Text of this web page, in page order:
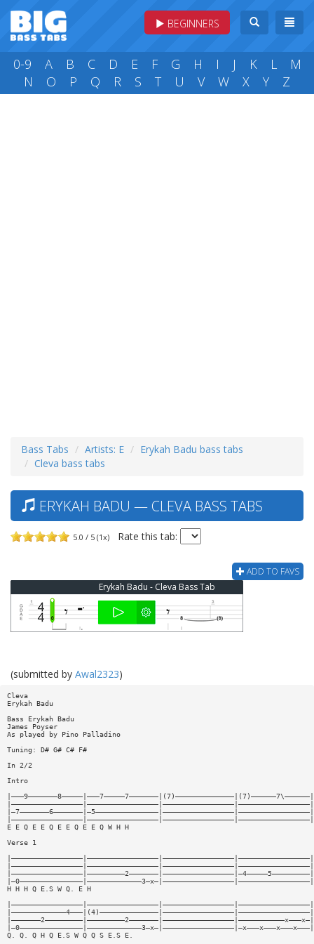
BEGINNERS
0-9 A B C D E F G H I J K L
M
N
O P Q R S T U V W X Y Z
Bass Tabs Artists: E
Erykah Badu bass tabs
Cleva bass tabs
ERYKAH BADU — CLEVA BASS TABS
5.0 / 5 (1x) Rate this tab:
ADD TO FAVS
Erykah Badu - Cleva Bass Tab
(submitted by Awal2323)
Cleva
Erykah Badu
Bass Erykah Badu
James Poyser
As played by Pino Palladino
Tuning: D# G# C# F#
In 2/2
Intro
|———9———————8—————|———7—————7———————|(7)——————————————|(7)——————7\——————|
|—————————————————|—————————————————|—————————————————|—————————————————|
|—7———————6———————|—5———————————————|—————————————————|—————————————————|
|—————————————————|—————————————————|—————————————————|—————————————————|
E E Q E E Q E E Q E E Q W H H
Verse 1
|—————————————————|—————————————————|—————————————————|—————————————————|
|—————————————————|—————————————————|—————————————————|—————————————————|
|—————————————————|—————————2———————|—————————————————|—4—————5—————————|
|—0———————————————|—————————————3—x—|—————————————————|—————————————————|
H H H Q E.S W Q. E H
|—————————————————|—————————————————|—————————————————|—————————————————|
|—————————————4———|(4)——————————————|—————————————————|—————————————————|
|———————2—————————|—————————2———————|—————————————————|———————————x———x—|
|—0———————————————|—————————————3—x—|—————————————————|—x———x———x———x———|
Q. Q. Q H Q E.S W Q Q S E.S E.